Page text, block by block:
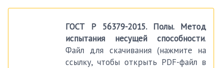
ГОСТ Р 56379-2015. Полы. Метод
испытания несущей способности.
Файл для скачивания (нажмите на
ссылку, чтобы открыть PDF-файл в